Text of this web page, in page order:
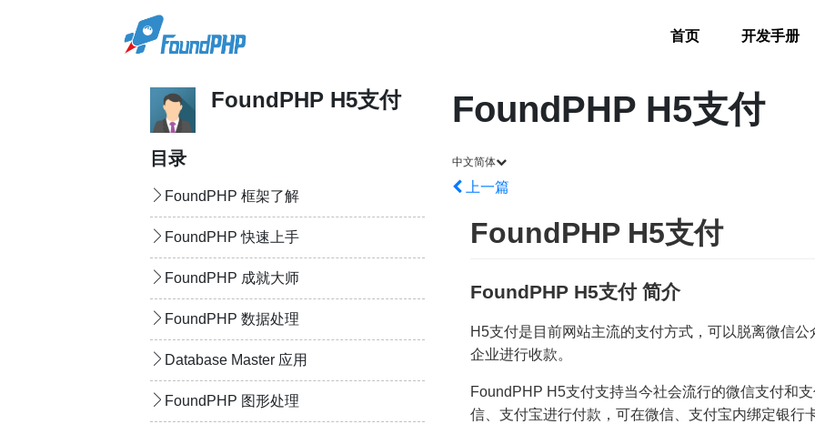
首页 开发手册
FoundPHP H5支付
目录
FoundPHP 框架了解
FoundPHP 快速上手
FoundPHP 成就大师
FoundPHP 数据处理
Database Master 应用
FoundPHP 图形处理
FoundPHP H5支付
中文简体
上一篇
FoundPHP H5支付
FoundPHP H5支付 简介
H5支付是目前网站主流的支付方式，可以脱离微信
企业进行收款。
FoundPHP H5支付支持当今社会流行的微信支付和
信、支付宝进行付款，可在微信、支付宝内绑定银行